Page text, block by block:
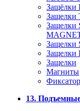
Защёлки
Защелки
Защелки
Защелки
Защелки
Защелки
Магниты
13.